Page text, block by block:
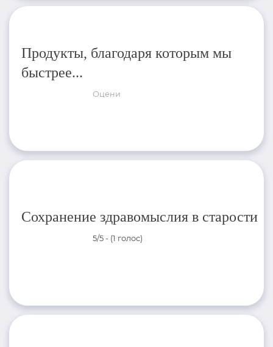
Продукты, благодаря которым мы
быстрее...
Оцени
Сохранение здравомыслия в старости
5/5 - (1 голос)